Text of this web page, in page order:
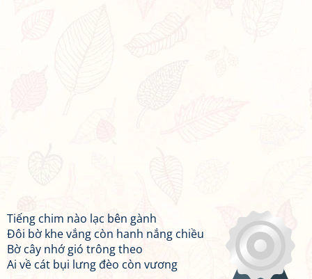
Tiếng chim nào lạc bên gành
Đôi bờ khe vắng còn hanh nắng chiều
Bờ cây nhớ gió trông theo
Ai về cát bụi lưng đèo còn vương